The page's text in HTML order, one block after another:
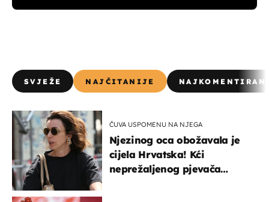
SVJEŽE NAJČITANIJE
ČUVA USPOMENU NA NJEGA
Njezinog oca obožavala je
cijela Hrvatska! Kći
neprežaljenog pjevača